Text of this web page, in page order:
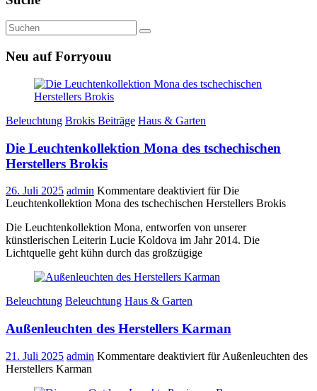
Neu auf Forryouu
Beleuchtung Brokis Beiträge Haus & Garten
Die Leuchtenkollektion Mona des tschechischen
Herstellers Brokis
26. Juli 2025 admin Kommentare deaktiviert für Die
Leuchtenkollektion Mona des tschechischen Herstellers Brokis
Die Leuchtenkollektion Mona, entworfen von unserer
künstlerischen Leiterin Lucie Koldova im Jahr 2014. Die
Lichtquelle geht kühn durch das großzügige
Beleuchtung Beleuchtung Haus & Garten
Außenleuchten des Herstellers Karman
21. Juli 2025 admin Kommentare deaktiviert für Außenleuchten des
Herstellers Karman